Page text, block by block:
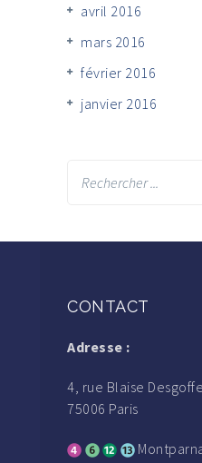
avril 2016
mars 2016
février 2016
janvier 2016
CONTACT
Adresse :
4, rue Blaise Desgoffe
75006 Paris